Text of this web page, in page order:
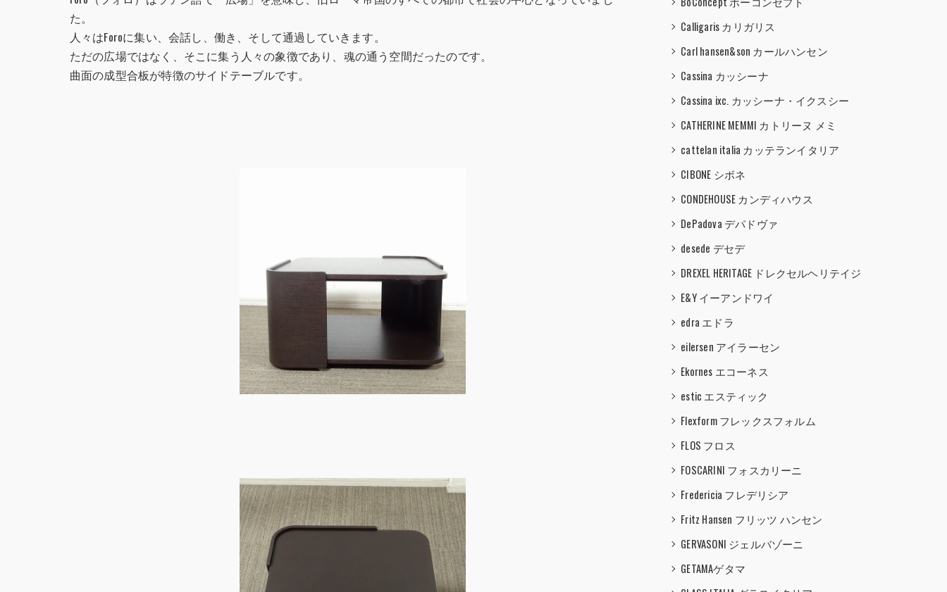
た。
人々はForoに集い、会話し、働き、そして通過していきます。
ただの広場ではなく、そこに集う人々の象徴であり、魂の通う空間だったのです。
曲面の成型合板が特徴のサイドテーブルです。
Calligaris カリガリス
Carl hansen&son カールハンセン
Cassina カッシーナ
Cassina ixc. カッシーナ・イクスシー
CATHERINE MEMMI カトリーヌ メミ
cattelan italia カッテランイタリア
CIBONE シボネ
CONDEHOUSE カンディハウス
DePadova デパドヴァ
desede デセデ
DREXEL HERITAGE ドレクセルヘリテイジ
E&Y イーアンドワイ
edra エドラ
eilersen アイラーセン
Ekornes エコーネス
estic エスティック
Flexform フレックスフォルム
FLOS フロス
FOSCARINI フォスカリーニ
Fredericia フレデリシア
Fritz Hansen フリッツ ハンセン
GERVASONI ジェルバゾーニ
GETAMAゲタマ